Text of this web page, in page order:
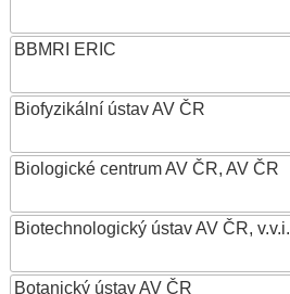
BBMRI ERIC
Biofyzikální ústav AV ČR
Biologické centrum AV ČR, AV ČR
Biotechnologický ústav AV ČR, v.v.i.
Botanický ústav AV ČR